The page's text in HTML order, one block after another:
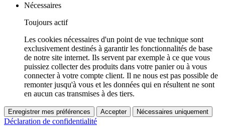
Nécessaires
Toujours actif
Les cookies nécessaires d'un point de vue technique sont
exclusivement destinés à garantir les fonctionnalités de base
de notre site internet. Ils servent par exemple à ce que vous
puissiez collecter des produits dans votre panier ou à vous
connecter à votre compte client. Il ne nous est pas possible de
remonter jusqu'à vous et les données qui en résultent ne sont
en aucun cas transmises à des tiers.
Enregistrer mes préférences Accepter Nécessaires uniquement
Déclaration de confidentialité